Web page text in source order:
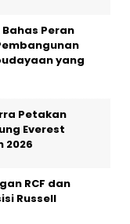
Peran
yang
Petakan
Everest
2026
RCF dan
Russell